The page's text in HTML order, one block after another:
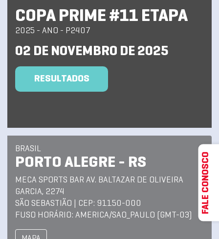
COPA PRIME #11 ETAPA
2025 - ANO - P2407
02 DE NOVEMBRO DE 2025
RESULTADOS
BRASIL
PORTO ALEGRE - RS
MECA SPORTS BAR AV. BALTAZAR DE OLIVEIRA
GARCIA, 2274
SÃO SEBASTIÃO | CEP: 91150-000
FUSO HORÁRIO: AMERICA/SAO_PAULO (GMT-03)
FALE CONOSCO